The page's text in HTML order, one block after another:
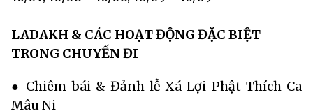
LADAKH & CÁC HOẠT ĐỘNG ĐẶC BIỆT
TRONG CHUYẾN ĐI
● Chiêm bái & Đảnh lễ Xá Lợi Phật Thích Ca
Mâu Ni